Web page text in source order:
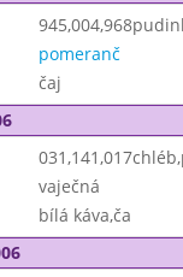
pomeranč
čaj
vaječná
bílá káva,ča